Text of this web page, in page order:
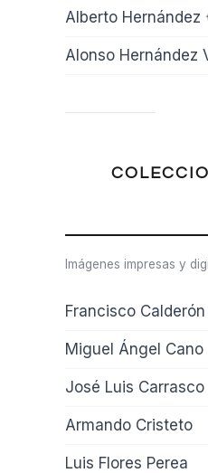
Alberto Hernández
Alonso Hernández
Imágenes impresas y
Francisco
Miguel Ángel Cano
José Luis Carrasco
Armando Cristeto
Luis Flores Perea